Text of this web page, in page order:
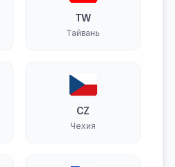
TW
Тайвань
CZ
Чехия